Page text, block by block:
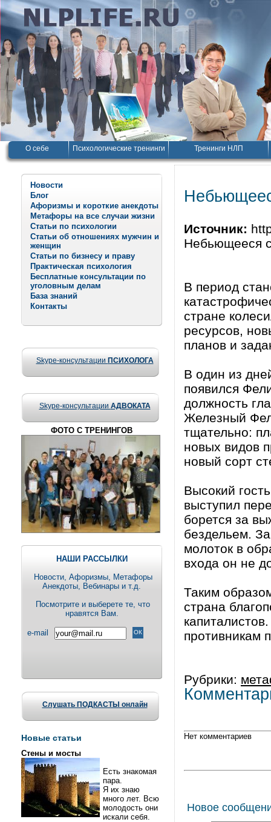
О себе Психологические тренинги Тренинги НЛП
Новости
Блог
Афоризмы и короткие анекдоты
Метафоры на все случаи жизни
Статьи по психологии
Статьи об отношениях мужчин и
женщин
Статьи по бизнесу и праву
Практическая психология
Бесплатные консультации по
уголовным делам
База знаний
Контакты
Skype-консультации ПСИХОЛОГА
Skype-консультации АДВОКАТА
ФОТО С ТРЕНИНГОВ
НАШИ РАССЫЛКИ
Новости, Aфоризмы, Метафоры
Анекдоты, Вебинары и т.д.
Посмотрите и выберете те, что
нравятся Вам.
e-mail
Слушать ПОДКАСТЫ онлайн
Новые статьи
Стены и мосты
Есть знакомая
пара.
Я их знаю
много лет. Всю
молодость они
искали себя.
Источник:
Небьющееся
В период
стране
ресурсов,
планов и
В один из
появился
должность
Железный
тщательно:
новых видов
новый сорт
Высокий
выступил
борется за
бездельем.
молоток в
входа он не
Таким
страна
противникам
Рубрики:
Нет комментариев
Новое